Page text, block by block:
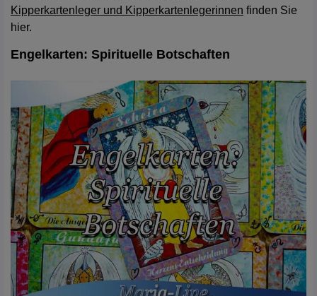
Kipperkartenleger und Kipperkartenlegerinnen finden Sie
hier.
Engelkarten: Spirituelle Botschaften